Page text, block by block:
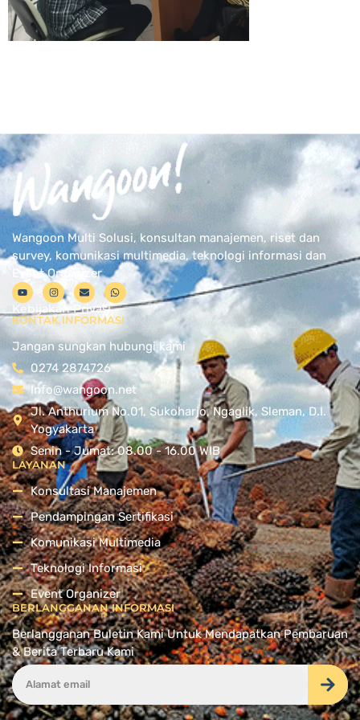
Wangoon Multi Solusi, konsultan manajemen, riset dan
survey, komunikasi multimedia, teknologi informasi dan
Event Organizer
Kebijakan Privasi
KONTAK INFORMASI
Jangan sungkan hubungi kami
0274 2874726
Info@wangoon.net
Jl. Anthurium No.01, Sukoharjo, Ngaglik, Sleman, D.I.
Yogyakarta
Senin - Jumat: 08.00 - 16.00 WIB
LAYANAN
Konsultasi Manajemen
Pendampingan Sertifikasi
Komunikasi Multimedia
Teknologi Informasi
Event Organizer
BERLANGGANAN INFORMASI
Berlangganan Buletin Kami Untuk Mendapatkan Pembaruan
& Berita Terbaru Kami